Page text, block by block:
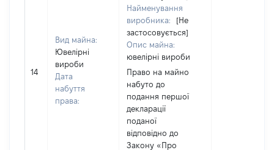
14
Вид майна:
Ювелірні
вироби
Дата
набуття
права:
Найменування
виробника:
[Не
застосовується]
Опис майна:
ювелірні вироби
Право на майно
набуто до
подання першої
декларації
поданої
відповідно до
Закону «Про